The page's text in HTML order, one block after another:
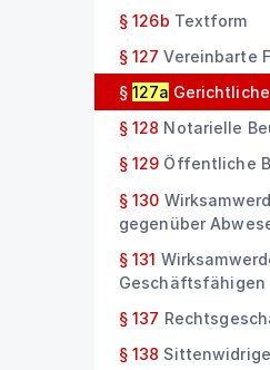
§ 126b Textform
§ 127 Vereinbarte
§127a
§ 128 Notarielle
§ 129 Öffentliche
§ 130
gegenüber
§ 131
Geschäftsfähigen
§ 137
§ 138